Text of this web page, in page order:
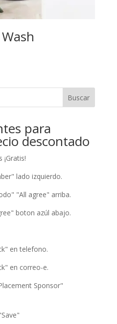
Buscar
para
descontado
lado izquierdo.
"All agree" arriba.
boton azúl abajo.
en telefono.
en correo-e.
Sponsor"